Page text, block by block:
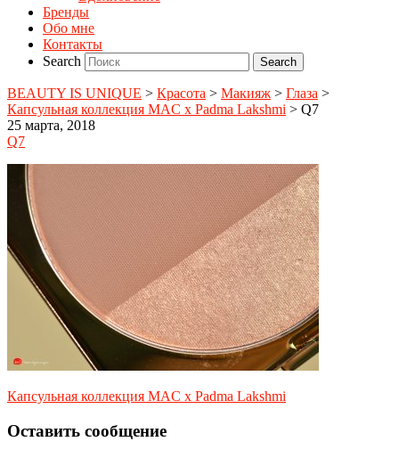
Бренды
Обо мне
Контакты
Search
BEAUTY IS UNIQUE > Красота > Макияж > Глаза >
Капсульная коллекция MAC x Padma Lakshmi > Q7
25 марта, 2018
Q7
Капсульная коллекция MAC x Padma Lakshmi
Оставить сообщение